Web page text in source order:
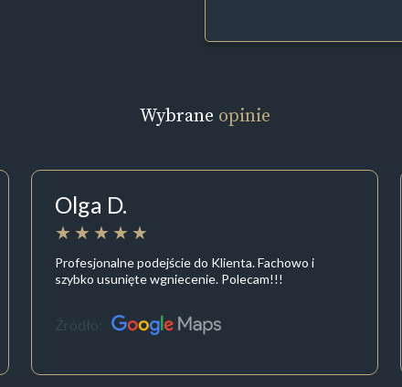
Wybrane opinie
Olga D.
Profesjonalne podejście do Klienta. Fachowo i
szybko usunięte wgniecenie. Polecam!!!
Źródło: